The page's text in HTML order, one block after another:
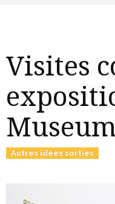
Visites
Autres idées sorties